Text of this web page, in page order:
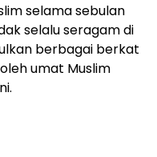
selama sebulan
selalu seragam di
berbagai berkat
umat Muslim